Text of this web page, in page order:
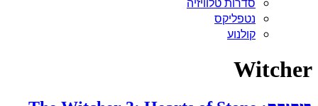
נטפליקס
קולנוע
Witcher